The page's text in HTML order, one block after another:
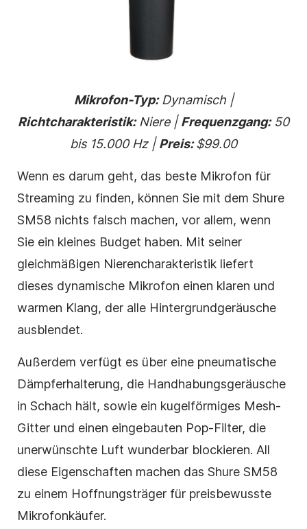
Mikrofon-Typ:Dynamisch |
Richtcharakteristik:Niere |Frequenzgang:50
bis 15.000 Hz |Preis:$99.00
Wenn es darum geht, das beste Mikrofon für
Streaming zu finden, können Sie mit dem Shure
SM58 nichts falsch machen, vor allem, wenn
Sie ein kleines Budget haben. Mit seiner
gleichmäßigen Nierencharakteristik liefert
dieses dynamische Mikrofon einen klaren und
warmen Klang, der alle Hintergrundgeräusche
ausblendet.
Außerdem verfügt es über eine pneumatische
Dämpferhalterung, die Handhabungsgeräusche
in Schach hält, sowie ein kugelförmiges Mesh-
Gitter und einen eingebauten Pop-Filter, die
unerwünschte Luft wunderbar blockieren. All
diese Eigenschaften machen das Shure SM58
zu einem Hoffnungsträger für preisbewusste
Mikrofonkäufer.